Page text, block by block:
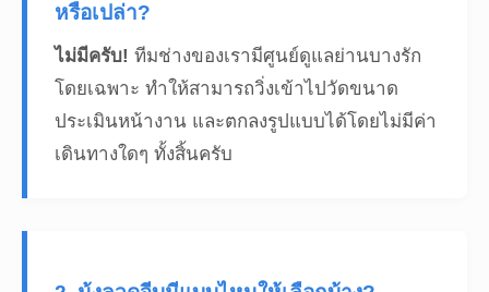
หรือเปล่า?
ไม่มีครับ! ทีมช่างของเรามีศูนย์ดูแลย่านบางรัก
โดยเฉพาะ ทำให้สามารถวิ่งเข้าไปวัดขนาด
ประเมินหน้างาน และตกลงรูปแบบได้โดยไม่มีค่า
เดินทางใดๆ ทั้งสิ้นครับ